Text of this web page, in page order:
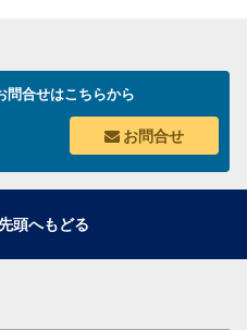
合せはこちらから
お問合せ
頭へもどる